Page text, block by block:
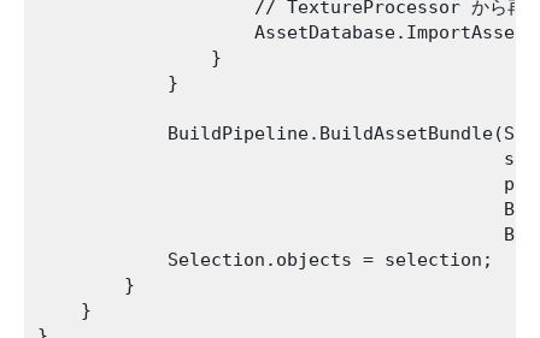
// TextureProcessor から再イ
                }
            }
            Selection.objects = selection;
        }
    }